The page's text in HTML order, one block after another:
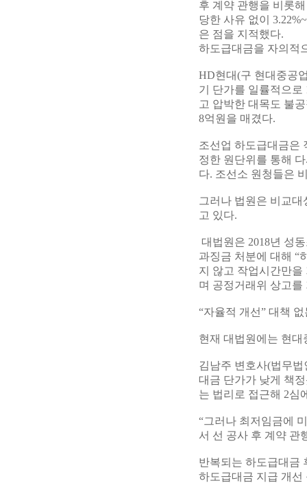
후 계약 관행을 비롯
당한 사유 없이
은 점을 지적했다.
하도급대금을 자의적
HD현대(구 현대중공
기 단가를 일률적으로
고 압박한 대목도 불
8억원을 매겼다.
조선업 하도급대금은
정한 원단위를 통해
다. 조선소 원청들은
그러나 법원은 비교
고 있다.
대법원은 2018년 성
과징금 처분에 대해 “
지 않고 작업시간만
며 공정거래위 상고를
“자율적 개선” 대책
현재 대법원에는 현
김남주 변호사(법무
대금 단가가 낮게 책
는 법리로 접근해 2심
“그러나 최저임금에
서 선 공사 후 계약 관
반복되는 하도급대금
하도급대금 지급 개선